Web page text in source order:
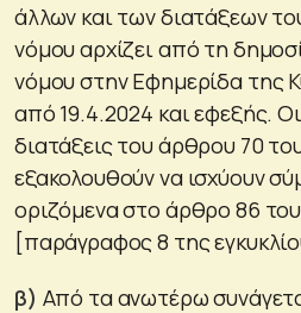
άλλων και των διατάξεων
νόμου αρχίζει από τη
νόμου στην Εφημερίδα της
από 19.4.2024 και εφεξής.
διατάξεις του άρθρου 70
εξακολουθούν να ισχύουν
οριζόμενα στο άρθρο 86
[παράγραφος 8 της
β) Από τα ανωτέρω